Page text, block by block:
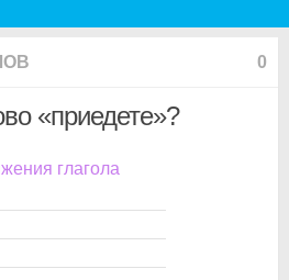
0
«приедете»?
глагола